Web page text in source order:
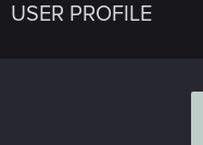
USER PROFILE